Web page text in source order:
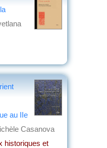
au IIe
Casanova
historiques et